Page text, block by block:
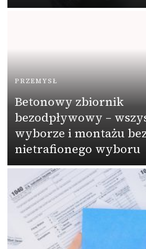
PRZEMYSŁ
Betonowy zbiornik
bezodpływowy –
wyborze i montażu
nietrafionego wyboru